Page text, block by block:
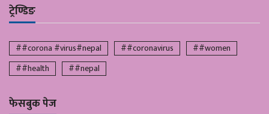
ट्रेण्डिङ
##corona #virus#nepal ##coronavirus
##women
##health
##nepal
फेसबुक पेज